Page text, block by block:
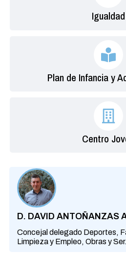
Igualdad
Plan de Infancia y
Centro
D. DAVID ANTOÑANZAS
Concejal delegado Deportes,
Limpieza y Empleo, Obras y